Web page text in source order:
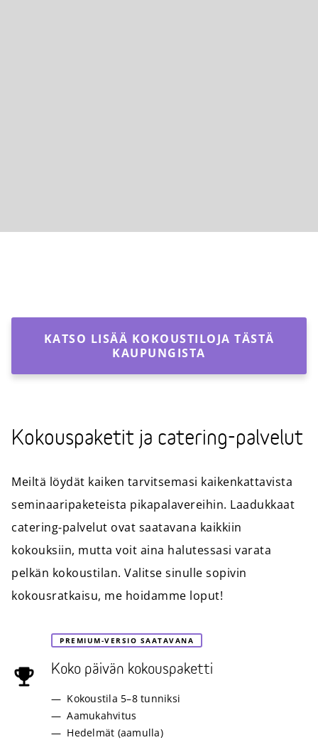
KATSO LISÄÄ KOKOUSTILOJA TÄSTÄ
KAUPUNGISTA
Kokouspaketit ja catering-palvelut
Meiltä löydät kaiken tarvitsemasi kaikenkattavista
seminaaripaketeista pikapalavereihin. Laadukkaat
catering-palvelut ovat saatavana kaikkiin
kokouksiin, mutta voit aina halutessasi varata
pelkän kokoustilan. Valitse sinulle sopivin
kokousratkaisu, me hoidamme loput!
PREMIUM-VERSIO SAATAVANA
Koko päivän kokouspaketti
Kokoustila 5–8 tunniksi
Aamukahvitus
Hedelmät (aamulla)